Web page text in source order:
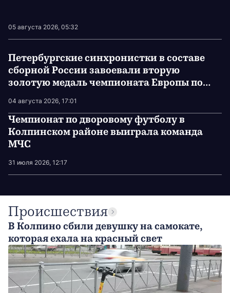
05 августа 2026, 05:32
Петербургские синхронистки в составе
сборной России завоевали вторую
золотую медаль чемпионата Европы по
04 августа 2026, 17:01
Чемпионат по дворовому футболу в
Колпинском районе выиграла команда
МЧС
31 июля 2026, 12:17
Происшествия
В Колпино сбили девушку на самокате,
которая ехала на красный свет